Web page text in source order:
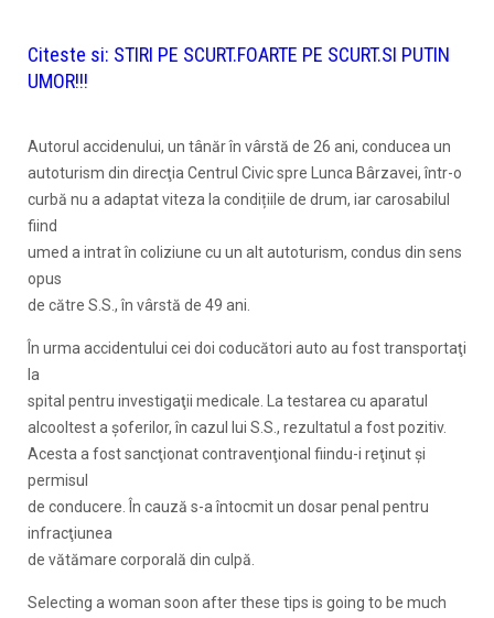
Citeste si: STIRI PE SCURT.FOARTE PE SCURT.SI PUTIN
UMOR!!!
Autorul accidenului, un tânăr în vârstă de 26 ani, conducea un
autoturism din direcţia Centrul Civic spre Lunca Bârzavei, într-o
curbă nu a adaptat viteza la condițiile de drum, iar carosabilul
fiind
umed a intrat în coliziune cu un alt autoturism, condus din sens
opus
de către S.S., în vârstă de 49 ani.
În urma accidentului cei doi coducători auto au fost transportaţi
la
spital pentru investigaţii medicale. La testarea cu aparatul
alcooltest a şoferilor, în cazul lui S.S., rezultatul a fost pozitiv.
Acesta a fost sancţionat contravenţional fiindu-i reţinut şi
permisul
de conducere. În cauză s-a întocmit un dosar penal pentru
infracţiunea
de vătămare corporală din culpă.
Selecting a woman soon after these tips is going to be much